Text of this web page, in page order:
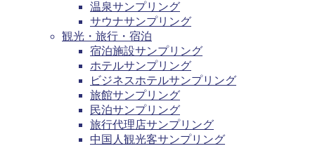
温泉サンプリング
サウナサンプリング
観光・旅行・宿泊
宿泊施設サンプリング
ホテルサンプリング
ビジネスホテルサンプリング
旅館サンプリング
民泊サンプリング
旅行代理店サンプリング
中国人観光客サンプリング